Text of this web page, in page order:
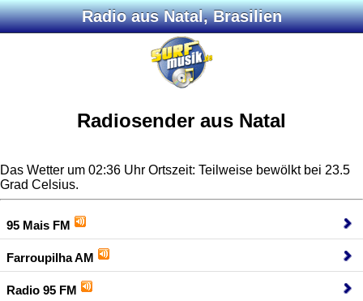
Radio aus Natal, Brasilien
Radiosender aus Natal
Das Wetter um 02:36 Uhr Ortszeit: Teilweise bewölkt bei 23.5
Grad Celsius.
95 Mais FM
Farroupilha AM
Radio 95 FM